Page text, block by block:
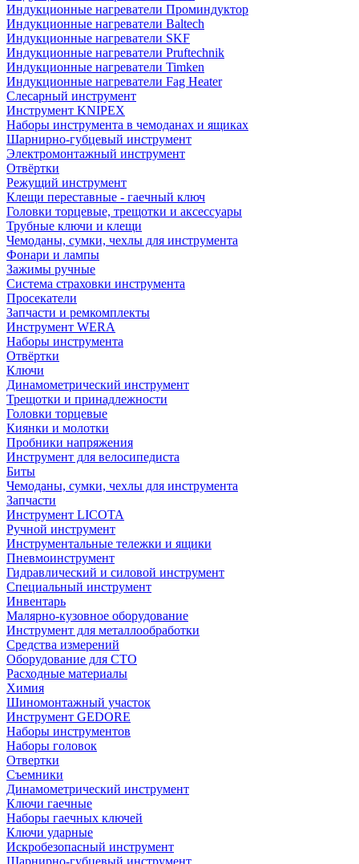
Индукционные нагреватели Проминдуктор
Индукционные нагреватели Baltech
Индукционные нагреватели SKF
Индукционные нагреватели Pruftechnik
Индукционные нагреватели Timken
Индукционные нагреватели Fag Heater
Слесарный инструмент
Инструмент KNIPEX
Наборы инструмента в чемоданах и ящиках
Шарнирно-губцевый инструмент
Электромонтажный инструмент
Отвёртки
Режущий инструмент
Клещи переставные - гаечный ключ
Головки торцевые, трещотки и аксессуары
Трубные ключи и клещи
Чемоданы, сумки, чехлы для инструмента
Фонари и лампы
Зажимы ручные
Система страховки инструмента
Просекатели
Запчасти и ремкомплекты
Инструмент WERA
Наборы инструмента
Отвёртки
Ключи
Динамометрический инструмент
Трещотки и принадлежности
Головки торцевые
Киянки и молотки
Пробники напряжения
Инструмент для велосипедиста
Биты
Чемоданы, сумки, чехлы для инструмента
Запчасти
Инструмент LICOTA
Ручной инструмент
Инструментальные тележки и ящики
Пневмоинструмент
Гидравлический и силовой инструмент
Специальный инструмент
Инвентарь
Малярно-кузовное оборудование
Инструмент для металлообработки
Средства измерений
Оборудование для СТО
Расходные материалы
Химия
Шиномонтажный участок
Инструмент GEDORE
Наборы инструментов
Наборы головок
Отвертки
Съемники
Динамометрический инструмент
Ключи гаечные
Наборы гаечных ключей
Ключи ударные
Искробезопасный инструмент
Шарнирно-губцевый инструмент